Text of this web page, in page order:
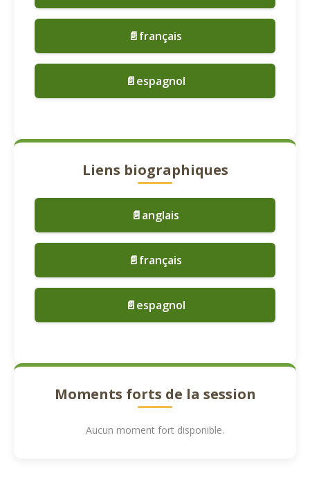
📄français
📄espagnol
Liens biographiques
📄anglais
📄français
📄espagnol
Moments forts de la session
Aucun moment fort disponible.